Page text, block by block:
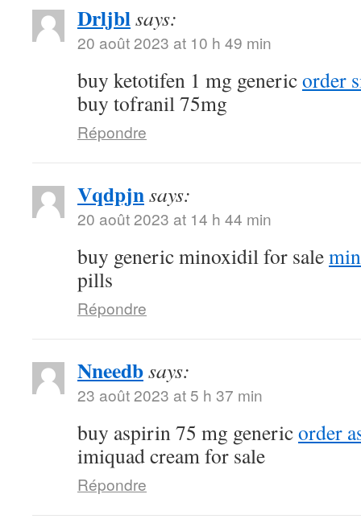
Drljblsays:
20 août 2023 at 10 h 49 min
buy ketotifen 1 mg genericorder
buy tofranil 75mg
Répondre
Vqdpjnsays:
20 août 2023 at 14 h 44 min
buy generic minoxidil for sale
pills
Répondre
Nneedbsays:
23 août 2023 at 5 h 37 min
buy aspirin 75 mg genericorder
imiquad cream for sale
Répondre